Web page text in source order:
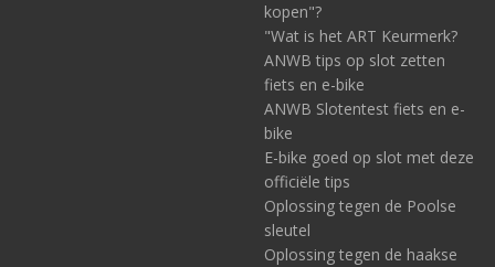
kopen"?
"Wat is het ART Keurmerk?
ANWB tips op slot zetten
fiets en e-bike
ANWB Slotentest fiets en e-
bike
E-bike goed op slot met deze
officiële tips
Oplossing tegen de Poolse
sleutel
Oplossing tegen de haakse